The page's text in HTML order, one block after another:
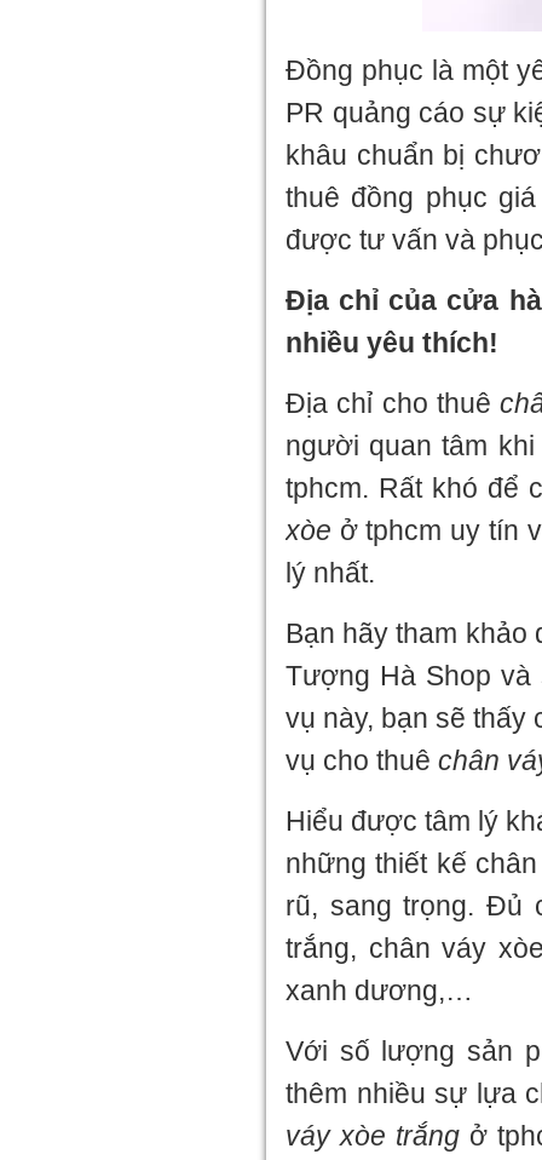
Đồng phục là một
PR quảng cáo sự
khâu chuẩn bị
thuê đồng phục
được tư vấn và
Địa chỉ của cửa
nhiều yêu thích!
Địa chỉ cho thuê
người quan tâm
tphcm. Rất khó để
xòe ở tphcm uy tín
lý nhất.
Bạn hãy tham
Tượng Hà Shop
vụ này, bạn sẽ thấy
vụ cho thuê chân
Hiểu được tâm lý
những thiết kế
rũ, sang trọng. Đủ
trắng, chân váy
xanh dương,…
Với số lượng sản
thêm nhiều sự lựa
váy xòe trắng ở